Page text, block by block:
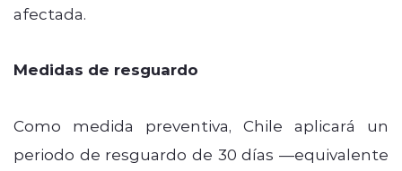
afectada.
Medidas de resguardo
Como medida preventiva, Chile aplicará un
periodo de resguardo de 30 días —equivalente